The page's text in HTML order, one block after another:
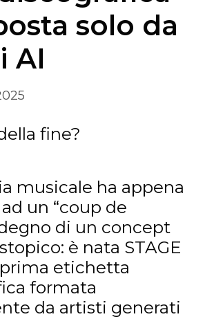
solo da
AI
fine?
musicale ha appena
un “coup de
di un concept
è nata STAGE
prima etichetta
formata
da artisti generati